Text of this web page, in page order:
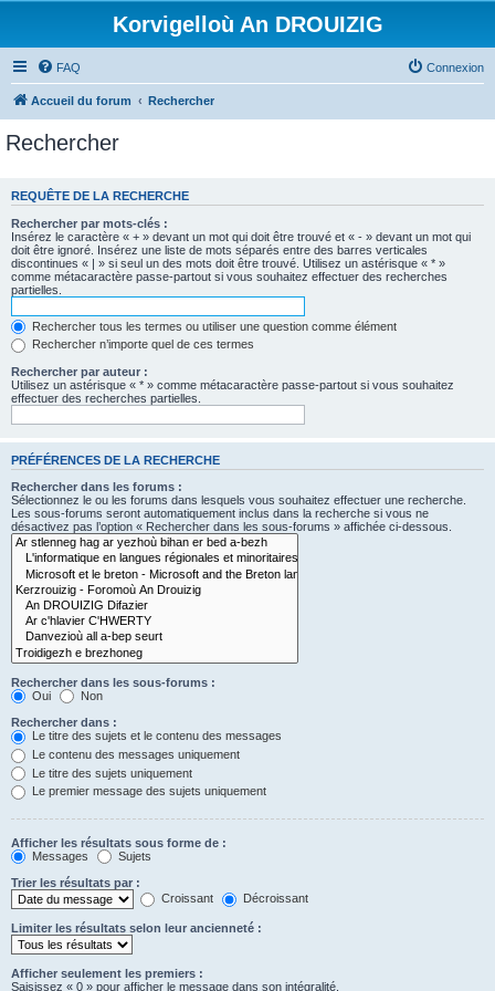
Korvigelloù An DROUIZIG
FAQ Connexion
Accueil du forum Rechercher
Rechercher
REQUÊTE DE LA RECHERCHE
Rechercher par mots-clés :
Insérez le caractère « + » devant un mot qui doit être trouvé et « - » devant un mot qui
doit être ignoré. Insérez une liste de mots séparés entre des barres verticales
discontinues « | » si seul un des mots doit être trouvé. Utilisez un astérisque « * »
comme métacaractère passe-partout si vous souhaitez effectuer des recherches
partielles.
Rechercher tous les termes ou utiliser une question comme élément
Rechercher n’importe quel de ces termes
Rechercher par auteur :
Utilisez un astérisque « * » comme métacaractère passe-partout si vous souhaitez
effectuer des recherches partielles.
PRÉFÉRENCES DE LA RECHERCHE
Rechercher dans les forums :
Sélectionnez le ou les forums dans lesquels vous souhaitez effectuer une recherche.
Les sous-forums seront automatiquement inclus dans la recherche si vous ne
désactivez pas l’option « Rechercher dans les sous-forums » affichée ci-dessous.
Rechercher dans les sous-forums :
Oui
Non
Rechercher dans :
Le titre des sujets et le contenu des messages
Le contenu des messages uniquement
Le titre des sujets uniquement
Le premier message des sujets uniquement
Afficher les résultats sous forme de :
Messages
Sujets
Trier les résultats par :
Croissant
Décroissant
Limiter les résultats selon leur ancienneté :
Afficher seulement les premiers :
Saisissez « 0 » pour afficher le message dans son intégralité.